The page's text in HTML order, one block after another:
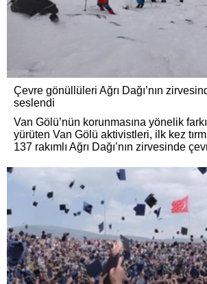
Çevre gönüllüleri Ağrı Dağı’nın
seslendi
Van Gölü’nün korunmasına yönelik
yürüten Van Gölü aktivistleri, ilk kez
137 rakımlı Ağrı Dağı’nın zirvesinde